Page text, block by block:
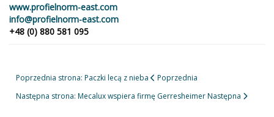
www.profielnorm-east.com
info@profielnorm-east.com
+48 (0) 880 581 095
Poprzednia strona: Paczki lecą z nieba
Poprzednia
Następna strona: Mecalux wspiera firmę GerresheimerNastępna